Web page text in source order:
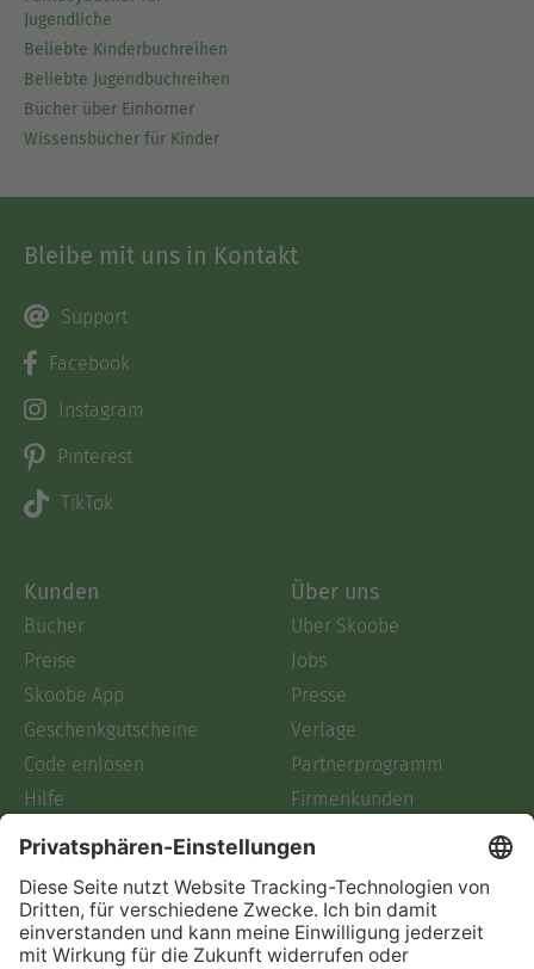
Jugendliche
Beliebte Kinderbuchreihen
Beliebte Jugendbuchreihen
Bücher über Einhörner
Wissensbücher für Kinder
Bleibe mit uns in Kontakt
Support
Facebook
Instagram
Pinterest
TikTok
Kunden
Bücher
Preise
Skoobe App
Geschenkgutscheine
Code einlösen
Hilfe
Barrierefreiheit
Skoobe liest
Über uns
Über Skoobe
Jobs
Presse
Verlage
Partnerprogramm
Firmenkunden